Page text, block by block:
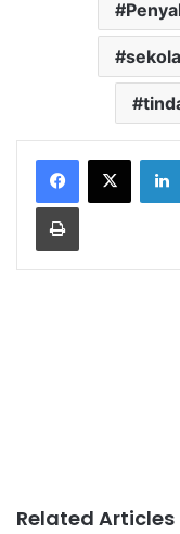
Print
Related Articles